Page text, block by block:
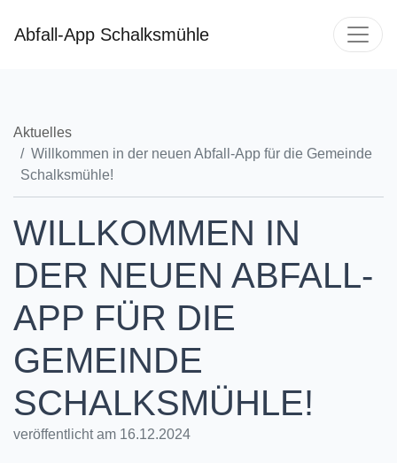
Abfall-App Schalksmühle
Aktuelles
Willkommen in der neuen Abfall-App für die Gemeinde
Schalksmühle!
WILLKOMMEN IN
DER NEUEN ABFALL-
APP FÜR DIE
GEMEINDE
SCHALKSMÜHLE!
veröffentlicht am 16.12.2024